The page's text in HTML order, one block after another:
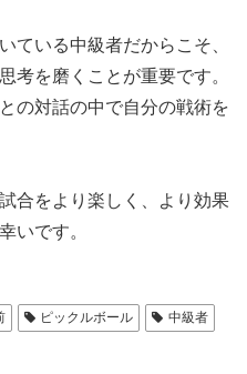
ている中級者だからこそ、
考を磨くことが重要です。
の対話の中で自分の戦術を
合をより楽しく、より効果
いです。
ピックルボール
中級者